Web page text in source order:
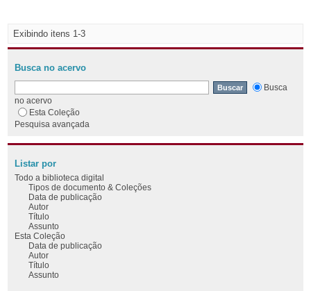
Exibindo itens 1-3
Busca no acervo
Busca
no acervo
Esta Coleção
Pesquisa avançada
Listar por
Todo a biblioteca digital
Tipos de documento & Coleções
Data de publicação
Autor
Título
Assunto
Esta Coleção
Data de publicação
Autor
Título
Assunto